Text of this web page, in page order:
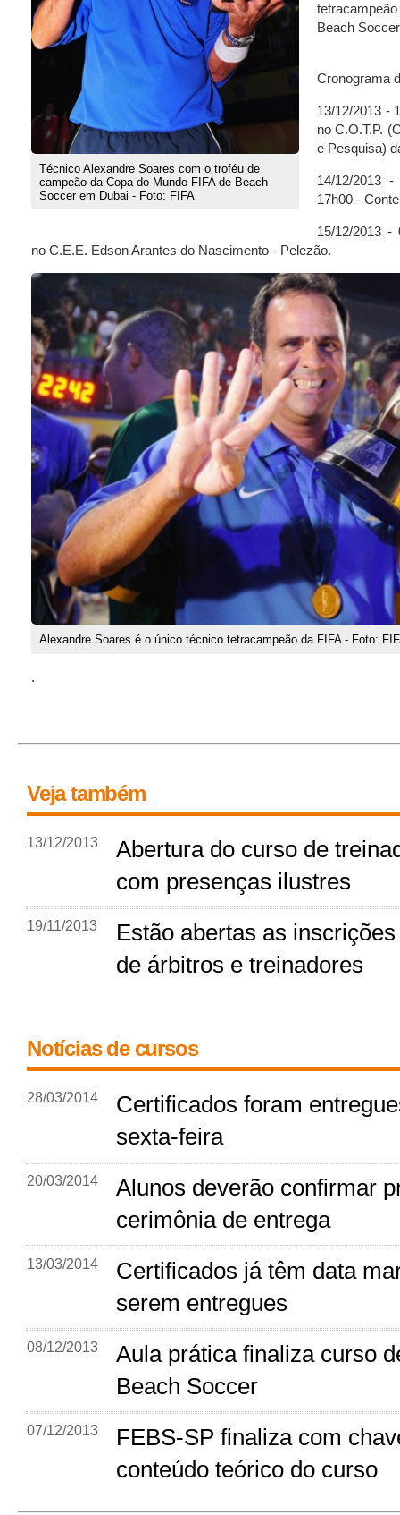
Técnico Alexandre Soares com o troféu de
campeão da Copa do Mundo FIFA de Beach
Soccer em Dubai - Foto: FIFA
Beach
Cronograma
13/12/2013 -
no C.O.T.P.
e Pesquisa)
14/12/2013
17h00 -
15/12/2013 -
no C.E.E. Edson Arantes do Nascimento - Pelezão.
Alexandre Soares é o único técnico tetracampeão da FIFA - Foto:
.
Veja também
13/12/2013
Abertura do curso de
com presenças ilustres
19/11/2013
Estão abertas as
de árbitros e treinadores
Notícias de cursos
28/03/2014
Certificados foram
sexta-feira
20/03/2014
Alunos deverão confirmar
cerimônia de entrega
13/03/2014
Certificados já têm data
serem entregues
08/12/2013
Aula prática finaliza curso
Beach Soccer
07/12/2013
FEBS-SP finaliza com
conteúdo teórico do curso